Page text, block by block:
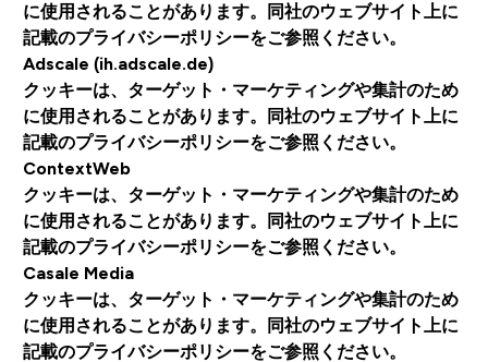
に使用されることがあります。同社のウェブサイト上に
記載のプライバシーポリシーをご参照ください。
Adscale (ih.adscale.de)
クッキーは、ターゲット・マーケティングや集計のため
に使用されることがあります。同社のウェブサイト上に
記載のプライバシーポリシーをご参照ください。
ContextWeb
クッキーは、ターゲット・マーケティングや集計のため
に使用されることがあります。同社のウェブサイト上に
記載のプライバシーポリシーをご参照ください。
Casale Media
クッキーは、ターゲット・マーケティングや集計のため
に使用されることがあります。同社のウェブサイト上に
記載のプライバシーポリシーをご参照ください。